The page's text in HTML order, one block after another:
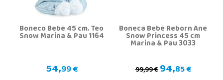
Boneco Bebé 45 cm. Teo
Snow Marina & Pau 1164
54,99 €
Boneca Bebé Reborn Ane
Snow Princess 45 cm
Marina & Pau 3033
99,99 €94,85 €